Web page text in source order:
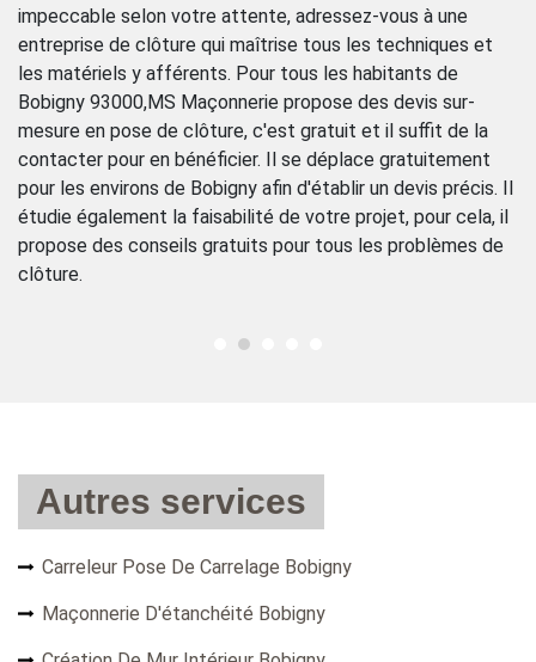
impeccable selon votre attente, adressez-vous à une
entreprise de clôture qui maîtrise tous les techniques et
les matériels y afférents. Pour tous les habitants de
Bobigny 93000,MS Maçonnerie propose des devis sur-
mesure en pose de clôture, c'est gratuit et il suffit de la
contacter pour en bénéficier. Il se déplace gratuitement
pour les environs de Bobigny afin d'établir un devis précis. Il
étudie également la faisabilité de votre projet, pour cela, il
propose des conseils gratuits pour tous les problèmes de
clôture.
Autres services
Carreleur Pose De Carrelage Bobigny
Maçonnerie D'étanchéité Bobigny